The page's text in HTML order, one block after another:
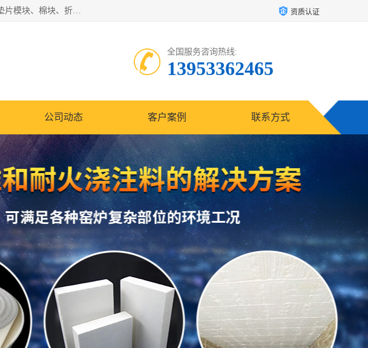
1260卷毡针刺毯，1360标准高纯高铝毯，1430度低锆锆铝含锆毯，普通挡渣棉卷毡，防火纸、挡火板、隔热垫片模块、棉块、折叠块、散棉高温固化剂价格规格密度多少钱图片视频立方平米参数指标 资质认证
全国服务咨询热线:
13953362465
公司动态 客户案例 联系方式